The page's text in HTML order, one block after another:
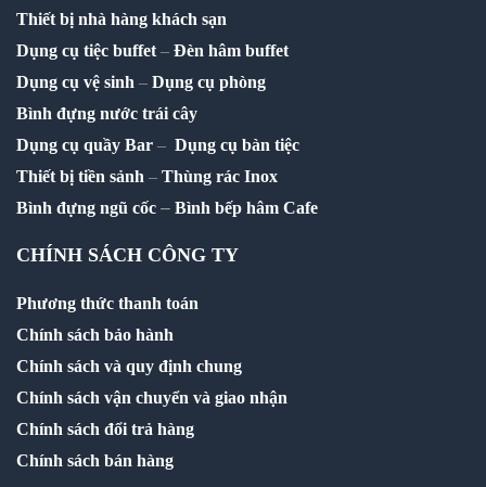
Thiết bị nhà hàng khách sạn
Dụng cụ tiệc buffet – Đèn hâm buffet
Dụng cụ vệ sinh – Dụng cụ phòng
Bình đựng nước trái cây
Dụng cụ quầy Bar – Dụng cụ bàn tiệc
Thiết bị tiền sảnh – Thùng rác Inox
Bình đựng ngũ cốc – Bình bếp hâm Cafe
CHÍNH SÁCH CÔNG TY
Phương thức thanh toán
Chính sách bảo hành
Chính sách và quy định chung
Chính sách vận chuyển và giao nhận
Chính sách đổi trả hàng
Chính sách bán hàng